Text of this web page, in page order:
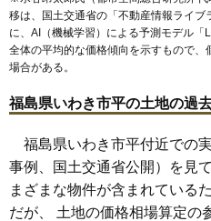
63 鹿島町船戸 14万
内郷綴町 14万
65
66 平中神谷 13万円
68 平中平窪 13万
69 石塚町 13万
70 平幕ノ内
移は、国土交通省の「不動産情報ライブ
に、AI（機械学習）による予測モデル
全体の平均的な価格傾向を示すもので
場合がある。
福島県いわき市平の土地の過
福島県いわき市平付近での
事例、国土交通省公開）を見
まざまな物件が含まれている
だが、 土地の価格相場算定の